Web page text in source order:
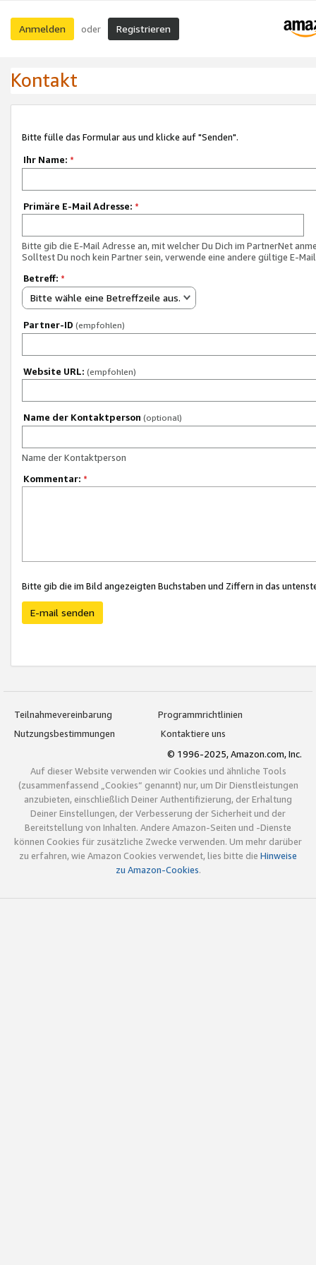
Anmelden oder Registrieren
Kontakt
Bitte fülle das Formular aus und klicke auf "Senden".
Ihr Name: *
Primäre E-Mail Adresse: *
Bitte gib die E-Mail Adresse an, mit welcher Du Dich im PartnerNet
Solltest Du noch kein Partner sein, verwende eine andere gültige E-
Betreff: *
Bitte wähle eine Betreffzeile aus.
Partner-ID (empfohlen)
Website URL: (empfohlen)
Name der Kontaktperson (optional)
Name der Kontaktperson
Kommentar: *
Bitte gib die im Bild angezeigten Buchstaben und Ziffern in das
E-mail senden
Teilnahmevereinbarung
Programmrichtlinien
Nutzungsbestimmungen
Kontaktiere uns
© 1996-2025, Amazon.com, Inc.
Auf dieser Website verwenden wir Cookies und ähnliche Tools
(zusammenfassend „Cookies“ genannt) nur, um Dir Dienstleistungen
anzubieten, einschließlich Deiner Authentifizierung, der Erhaltung
Deiner Einstellungen, der Verbesserung der Sicherheit und der
Bereitstellung von Inhalten. Andere Amazon-Seiten und -Dienste
können Cookies für zusätzliche Zwecke verwenden. Um mehr darüber
zu erfahren, wie Amazon Cookies verwendet, lies bitte die Hinweise
zu Amazon-Cookies.